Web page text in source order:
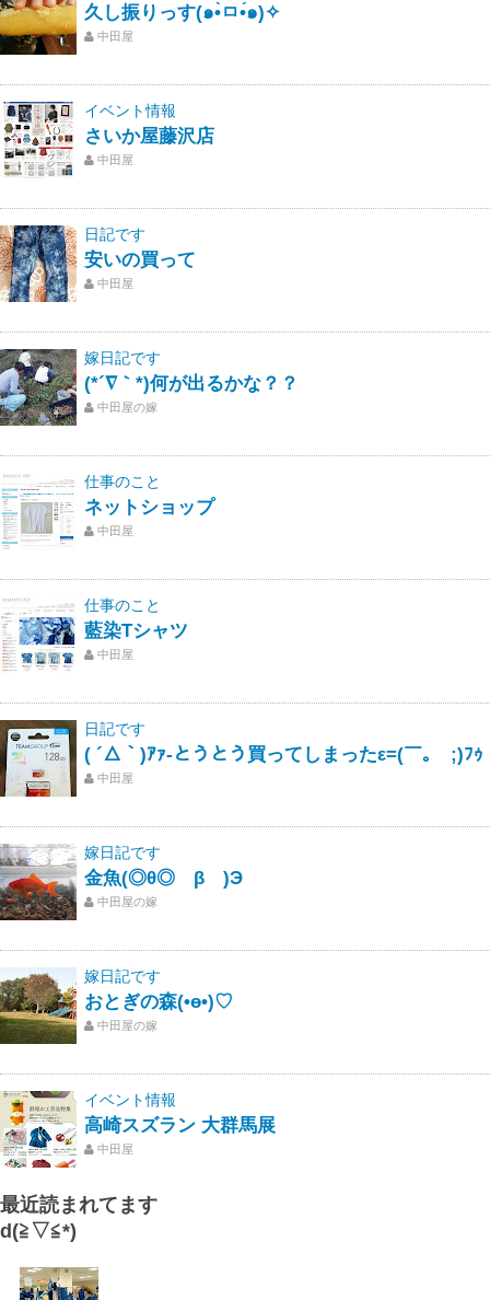
久し振りっす(๑•̀ㅁ•́๑)✧
中田屋
イベント情報
さいか屋藤沢店
中田屋
日記です
安いの買って
中田屋
嫁日記です
(*´∇｀*)何が出るかな？？
中田屋の嫁
仕事のこと
ネットショップ
中田屋
仕事のこと
藍染Tシャツ
中田屋
日記です
( ´△｀)ｱｧ-とうとう買ってしまったε=(￣｡￣;)ﾌｩ
中田屋
嫁日記です
金魚(◎θ◎ β )Э
中田屋の嫁
嫁日記です
おとぎの森(•ө•)♡
中田屋の嫁
イベント情報
高崎スズラン 大群馬展
中田屋
最近読まれてます
d(≧▽≦*)